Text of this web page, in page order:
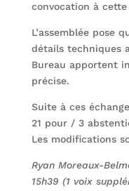
convocation à
L’assemblée pose
détails techniques
Bureau apportent
précise.
Suite à ces
21 pour / 3
Les modifications
Ryan Moreaux-
15h39 (1 voix